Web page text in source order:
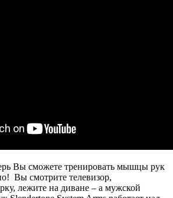
Вы сможете тренировать мышцы рук
Вы смотрите телевизор,
лежите на диване – а мужской